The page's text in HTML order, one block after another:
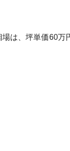
場は、坪単価60万